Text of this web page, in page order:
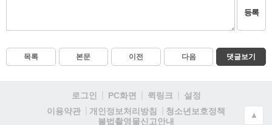
등록
목록 본문 이전 다음 댓글보기
로그인 PC화면 퀵링크
설정
이용약관
개인정보처리방침
청소년보호정책
불법촬영물신고안내
▲